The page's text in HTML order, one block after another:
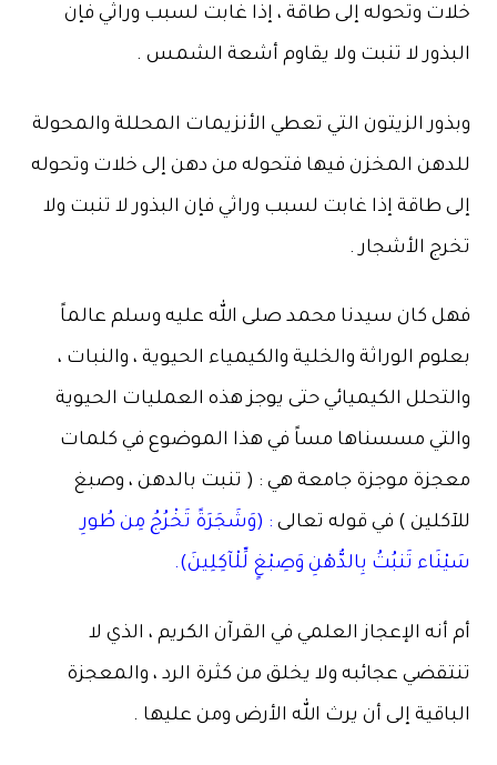
خلات وتحوله إلى طاقة ، إذا غابت لسبب وراثي فإن
البذور لا تنبت ولا يقاوم أشعة الشمس .
وبذور الزيتون التي تعطي الأنزيمات المحللة والمحولة
للدهن المخزن فيها فتحوله من دهن إلى خلات وتحوله
إلى طاقة إذا غابت لسبب وراثي فإن البذور لا تنبت ولا
تخرج الأشجار .
فهل كان سيدنا محمد صلى الله عليه وسلم عالماً
بعلوم الوراثة والخلية والكيمياء الحيوية ، والنبات ،
والتحلل الكيميائي حتى يوجز هذه العمليات الحيوية
والتي مسسناها مساً في هذا الموضوع في كلمات
معجزة موجزة جامعة هي : ( تنبت بالدهن ، وصبغ
للآكلين ) في قوله تعالى : (وَشَجَرَةً تَخْرُجُ مِن طُورِ
سَيْنَاء تَنبُتُ بِالدُّهْنِ وَصِبْغٍ لِّلْآكِلِينَ).
أم أنه الإعجاز العلمي في القرآن الكريم ، الذي لا
تنتقضي عجائبه ولا يخلق من كثرة الرد ، والمعجزة
الباقية إلى أن يرث الله الأرض ومن عليها .